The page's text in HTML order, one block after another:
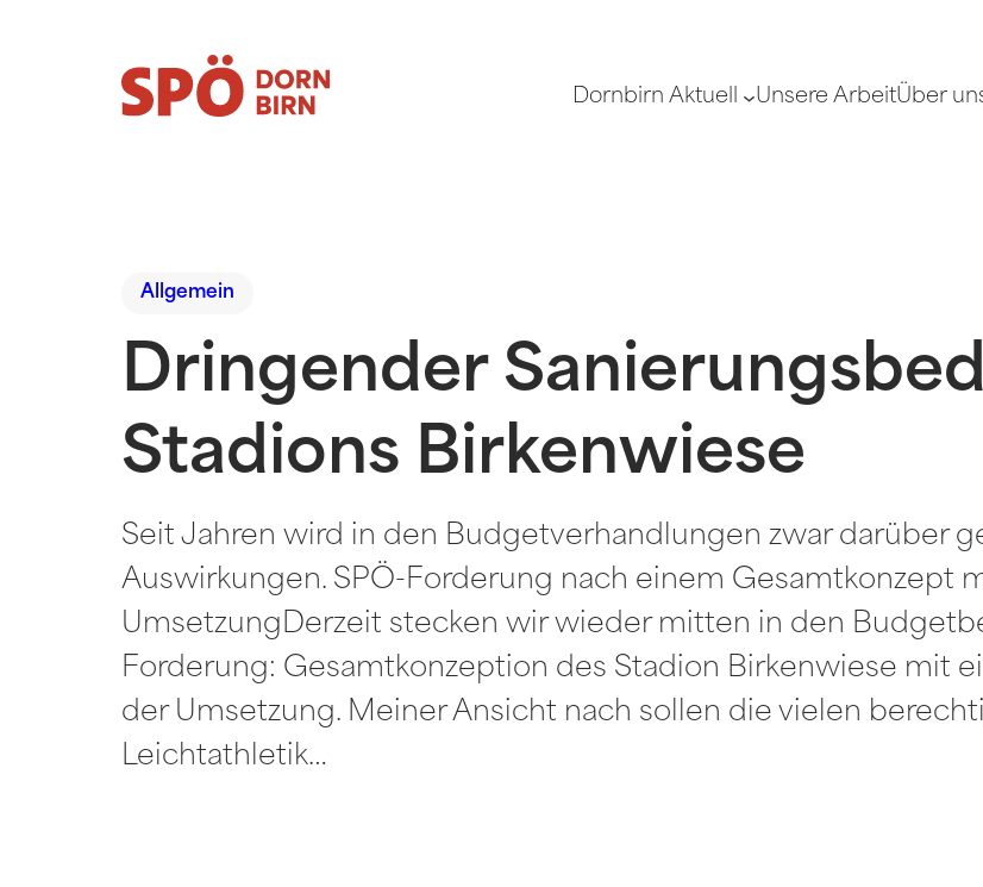
Dornbirn Aktuell Unsere ArbeitÜber
Allgemein
Dringender
Stadions Birkenwiese
Seit Jahren wird in den Budgetverhandlungen zwar darüber
Auswirkungen. SPÖ-Forderung nach einem Gesamtkonzept
UmsetzungDerzeit stecken wir wieder mitten in den
Forderung: Gesamtkonzeption des Stadion Birkenwiese mit
der Umsetzung. Meiner Ansicht nach sollen die vielen
Leichtathletik…